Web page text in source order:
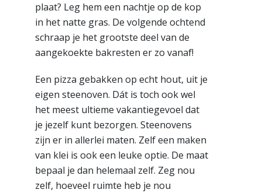
plaat? Leg hem een nachtje op de kop
in het natte gras. De volgende ochtend
schraap je het grootste deel van de
aangekoekte bakresten er zo vanaf!
Een pizza gebakken op echt hout, uit je
eigen steenoven. Dát is toch ook wel
het meest ultieme vakantiegevoel dat
je jezelf kunt bezorgen. Steenovens
zijn er in allerlei maten. Zelf een maken
van klei is ook een leuke optie. De maat
bepaal je dan helemaal zelf. Zeg nou
zelf, hoeveel ruimte heb je nou